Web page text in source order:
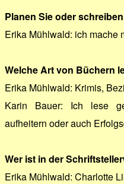
Planen Sie oder
Erika Mühlwald: ich mache
Welche Art von Büchern
Erika Mühlwald: Krimis,
Karin Bauer: Ich lese
aufheitern oder auch
Wer ist in der
Erika Mühlwald: Charlotte